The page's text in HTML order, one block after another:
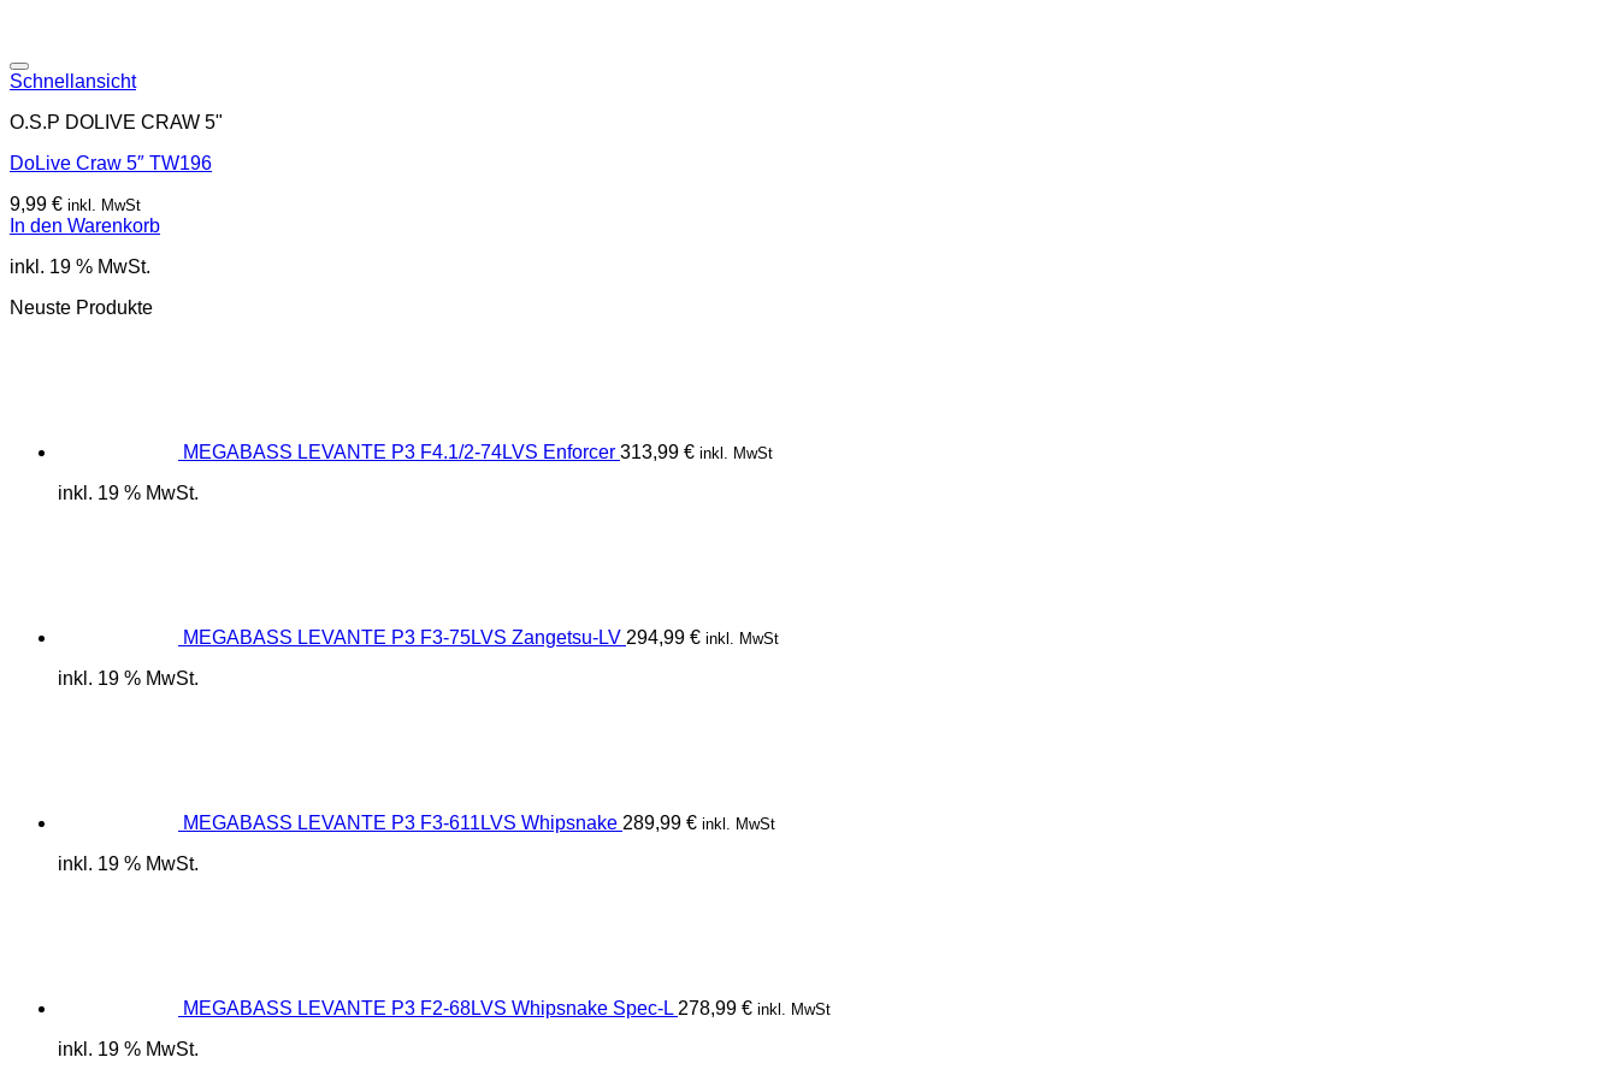
Schnellansicht
O.S.P DOLIVE CRAW 5"
DoLive Craw 5″ TW196
9,99 € inkl. MwSt
In den Warenkorb
inkl. 19 % MwSt.
Neuste Produkte
MEGABASS LEVANTE P3 F4.1/2-74LVS Enforcer 313,99 € inkl. MwSt
inkl. 19 % MwSt.
MEGABASS LEVANTE P3 F3-75LVS Zangetsu-LV 294,99 € inkl. MwSt
inkl. 19 % MwSt.
MEGABASS LEVANTE P3 F3-611LVS Whipsnake 289,99 € inkl. MwSt
inkl. 19 % MwSt.
MEGABASS LEVANTE P3 F2-68LVS Whipsnake Spec-L 278,99 € inkl. MwSt
inkl. 19 % MwSt.